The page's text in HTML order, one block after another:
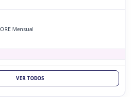
Mensual
Retenc 2aQ
8-9-…
VER TODOS